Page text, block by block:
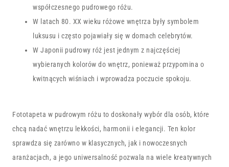
współczesnego pudrowego różu.
W latach 80. XX wieku różowe wnętrza były symbolem
luksusu i często pojawiały się w domach celebrytów.
W Japonii pudrowy róż jest jednym z najczęściej
wybieranych kolorów do wnętrz, ponieważ przypomina o
kwitnących wiśniach i wprowadza poczucie spokoju.
Fototapeta w pudrowym różu to doskonały wybór dla osób, które
chcą nadać wnętrzu lekkości, harmonii i elegancji. Ten kolor
sprawdza się zarówno w klasycznych, jak i nowoczesnych
aranżacjach, a jego uniwersalność pozwala na wiele kreatywnych